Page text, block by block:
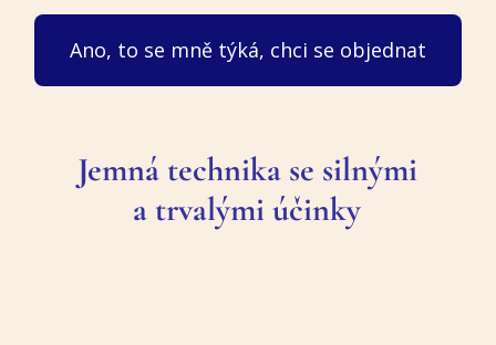
Ano, to se mně týká, chci se objednat
Jemná technika se silnými
a trvalými účinky